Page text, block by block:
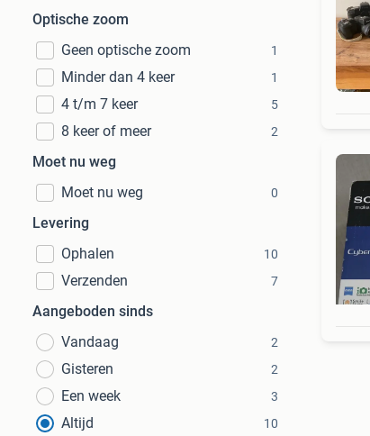
Optische zoom
Geen optische zoom
1
Minder dan 4 keer 1
4 t/m 7 keer 5
8 keer of meer 2
Moet nu weg
Moet nu weg
0
Levering
Ophalen
10
Verzenden 7
Aangeboden sinds
Vandaag
2
Gisteren 2
Een week 3
Altijd 10